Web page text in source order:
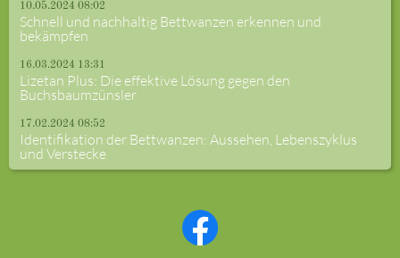
10.05.2024 08:02
Schnell und nachhaltig Bettwanzen erkennen und
bekämpfen
16.03.2024 13:31
Lizetan Plus: Die effektive Lösung gegen den
Buchsbaumzünsler
17.02.2024 08:52
Identifikation der Bettwanzen: Aussehen, Lebenszyklus
und Verstecke